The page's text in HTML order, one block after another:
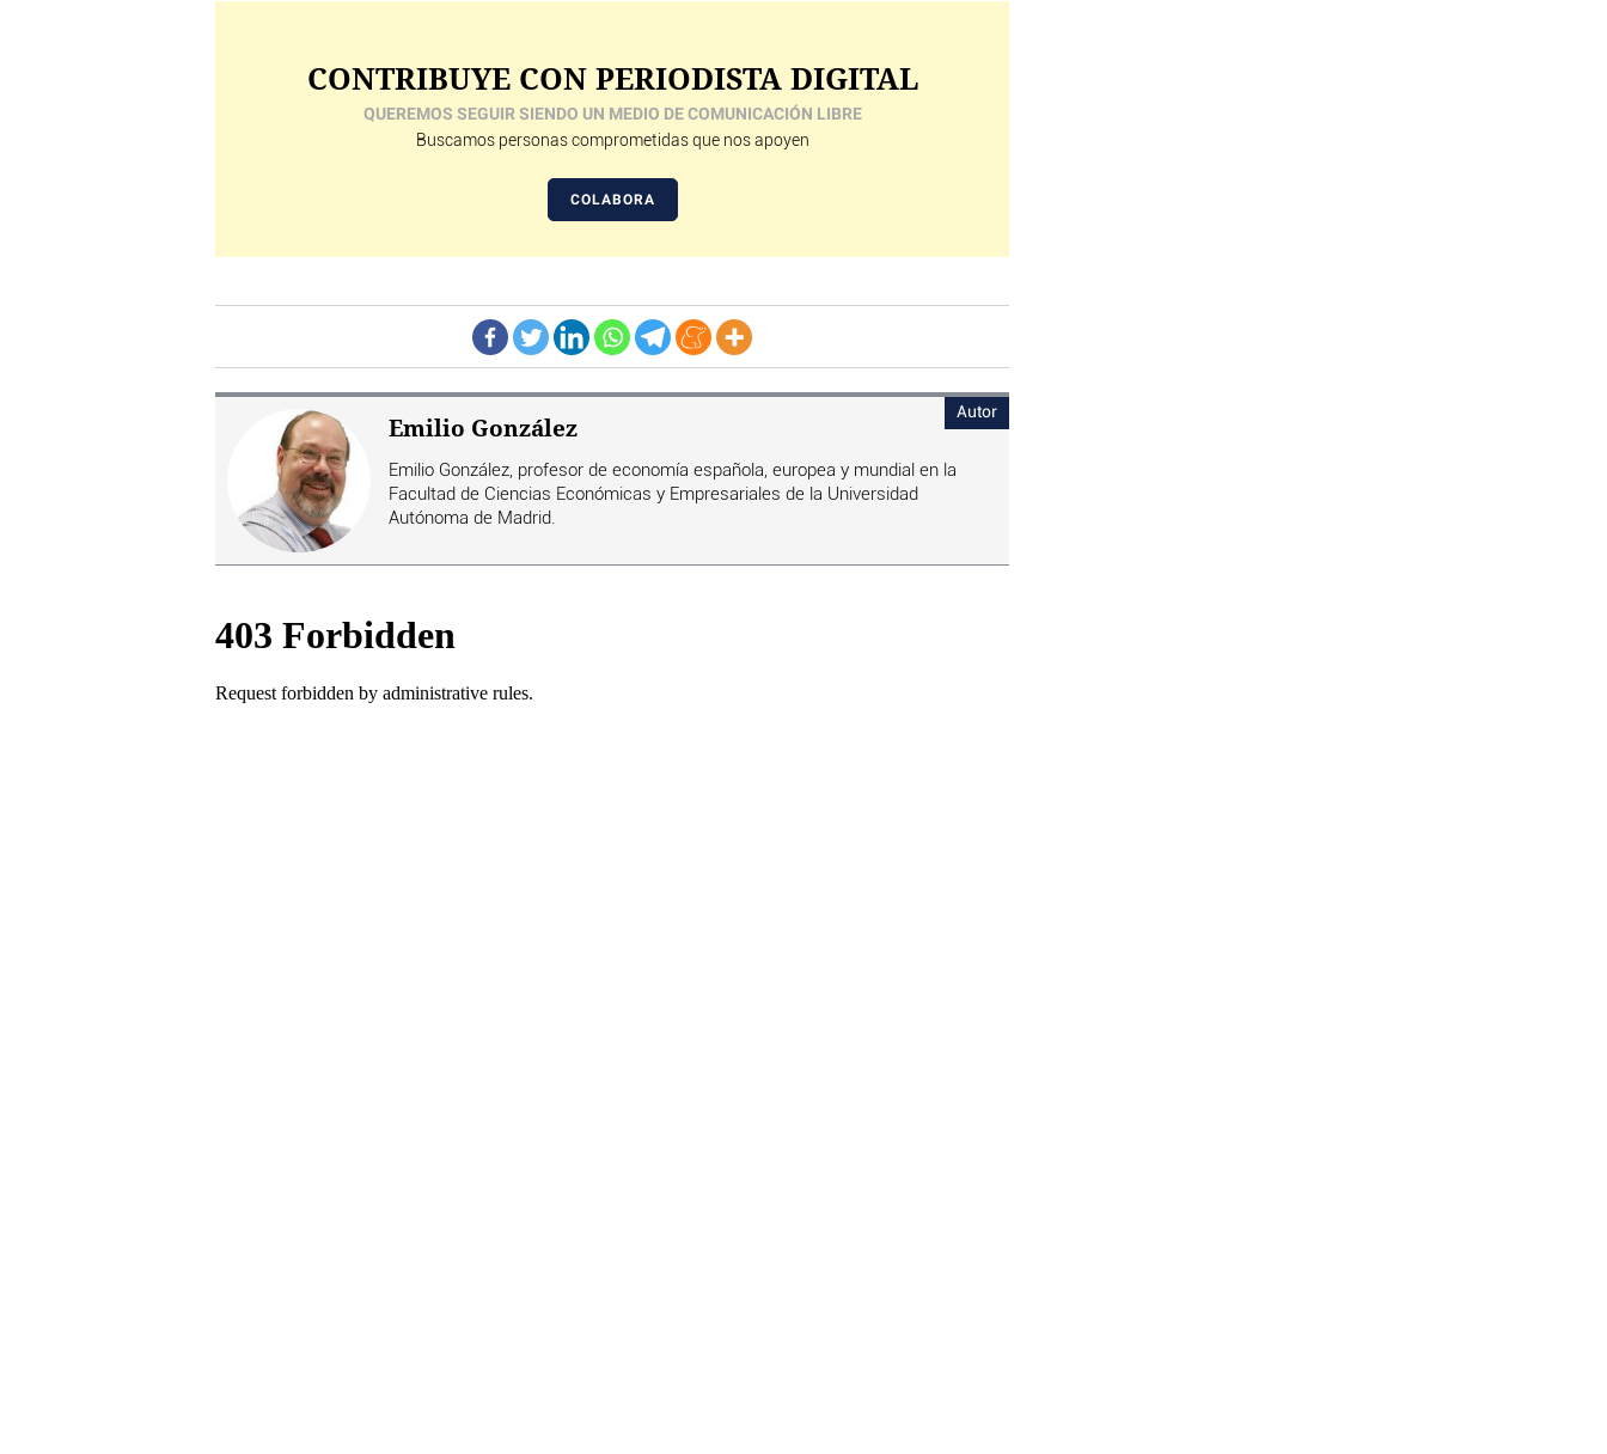
CONTRIBUYE CON PERIODISTA DIGITAL
QUEREMOS SEGUIR SIENDO UN MEDIO DE COMUNICACIÓN LIBRE
Buscamos personas comprometidas que nos apoyen
COLABORA
Autor
Emilio González
Emilio González, profesor de economía española, europea y mundial en la
Facultad de Ciencias Económicas y Empresariales de la Universidad
Autónoma de Madrid.